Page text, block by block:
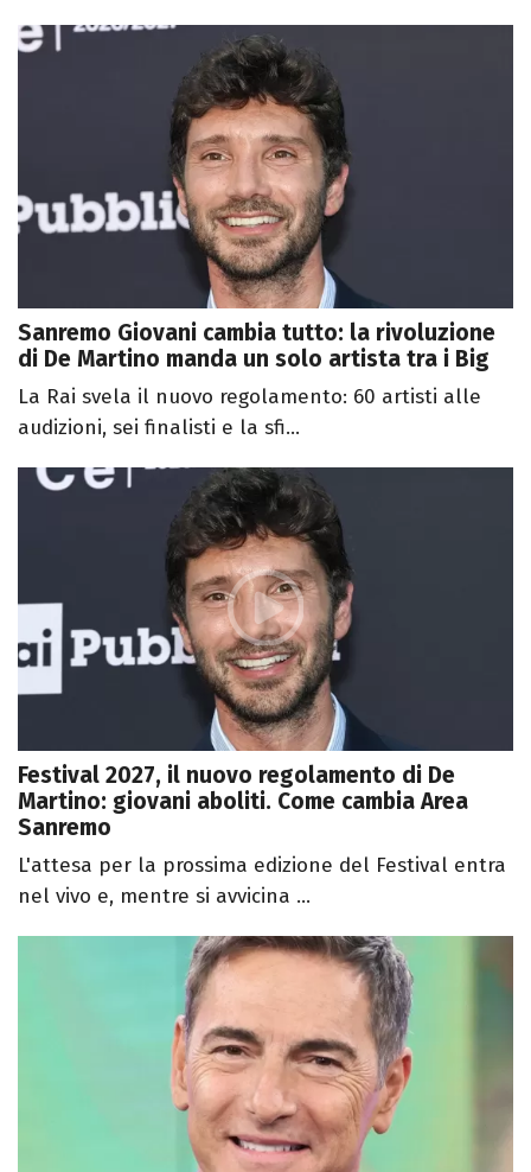
Sanremo Giovani cambia tutto: la rivoluzione
di De Martino manda un solo artista tra i Big
La Rai svela il nuovo regolamento: 60 artisti alle
audizioni, sei finalisti e la sfi...
Festival 2027, il nuovo regolamento di De
Martino: giovani aboliti. Come cambia Area
Sanremo
L'attesa per la prossima edizione del Festival entra
nel vivo e, mentre si avvicina ...